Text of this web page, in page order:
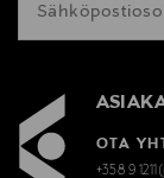
OTA
+358 9